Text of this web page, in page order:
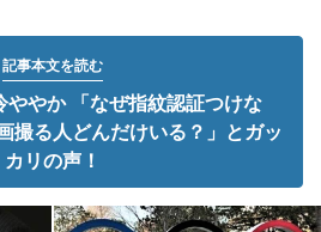
記事本文を読む
ややか 「なぜ指紋認証つけな
撮る人どんだけいる？」とガッ
カリの声！